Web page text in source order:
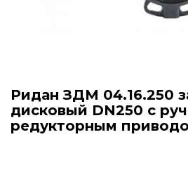
Ридан ЗДМ 04.16.250
дисковый DN250 с
редукторным